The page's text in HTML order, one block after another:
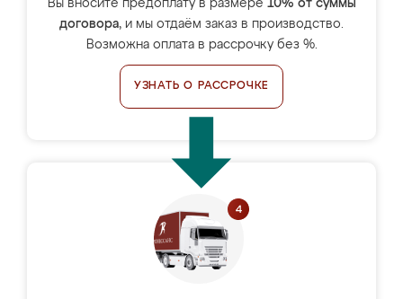
Вы вносите предоплату в размере 10% от суммы
договора, и мы отдаём заказ в производство.
Возможна оплата в рассрочку без %.
УЗНАТЬ О РАССРОЧКЕ